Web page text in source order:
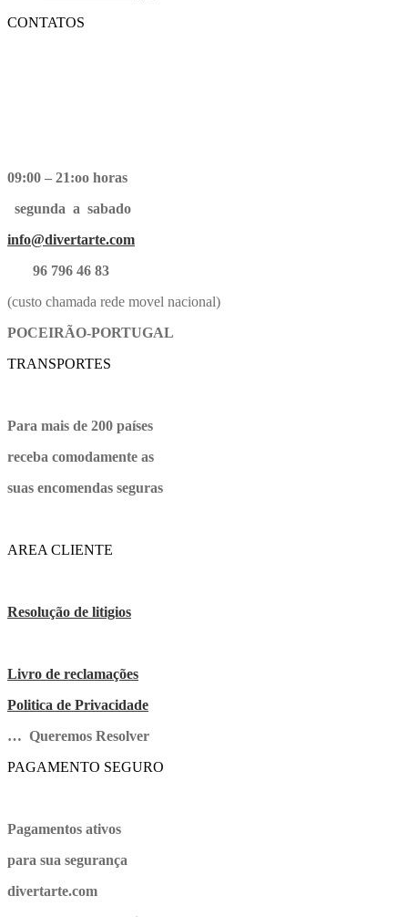
CONTATOS
09:00 – 21:oo horas
segunda a sabado
info@divertarte.com
96 796 46 83
(custo chamada rede movel nacional)
POCEIRÃO-PORTUGAL
TRANSPORTES
Para mais de 200 países
receba comodamente as
suas encomendas seguras
AREA CLIENTE
Resolução de litigios
Livro de reclamações
Politica de Privacidade
… Queremos Resolver
PAGAMENTO SEGURO
Pagamentos ativos
para sua segurança
divertarte.com